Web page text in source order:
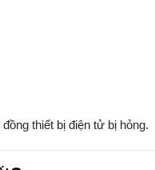
thiết bị điện tử bị hỏng.